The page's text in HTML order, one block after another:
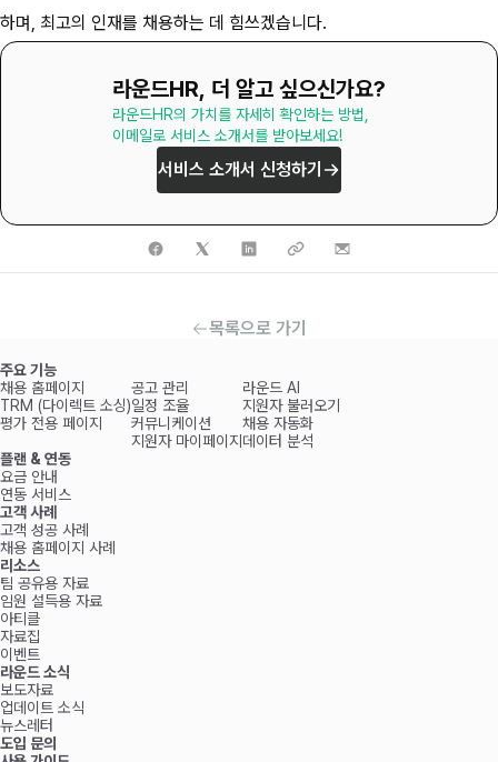
하며, 최고의 인재를 채용하는 데 힘쓰겠습니다.
라운드HR, 더 알고 싶으신가요?
라운드HR의 가치를 자세히 확인하는 방법,
이메일로 서비스 소개서를 받아보세요!
서비스 소개서 신청하기
목록으로 가기
주요 기능
채용 홈페이지
TRM (다이렉트 소싱)
평가 전용 페이지
공고 관리
일정 조율
커뮤니케이션
지원자 마이페이지
라운드 AI
지원자 불러오기
채용 자동화
데이터 분석
플랜 & 연동
요금 안내
연동 서비스
고객 사례
고객 성공 사례
채용 홈페이지 사례
리소스
팀 공유용 자료
임원 설득용 자료
아티클
자료집
이벤트
라운드 소식
보도자료
업데이트 소식
뉴스레터
도입 문의